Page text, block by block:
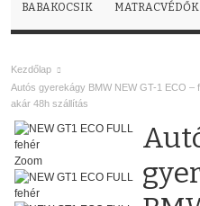
BABAKOCSIK MATRACVÉDŐK
Kezdőlap
Autós gyerekágy BMW NEW GT-1 ECO
akár 48h szállítás
Zoom